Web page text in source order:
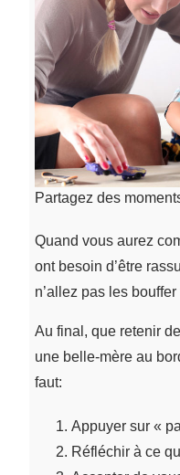
Partagez des
Quand vous aurez
ont besoin d’être
n’allez pas les
Au final, que retenir
une belle-mère au
faut:
Appuyer sur «
Réfléchir à ce